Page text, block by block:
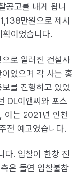
공고를 내게 됩니
만원으로 제시
이었습니다.
로 알려진 건설사
었으며 각 사는 홍
를 진행하고 있었
DL이앤씨와 포스
이는 2021년 인천
전 예고였습니다.
다. 입찰이 한창 진
은 돌연 입찰불참